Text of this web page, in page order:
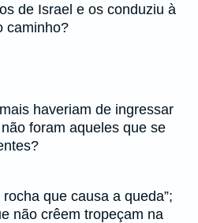
de Israel e os conduziu à
caminho?
haveriam de ingressar
foram aqueles que se
que causa a queda”;
não crêem tropeçam na